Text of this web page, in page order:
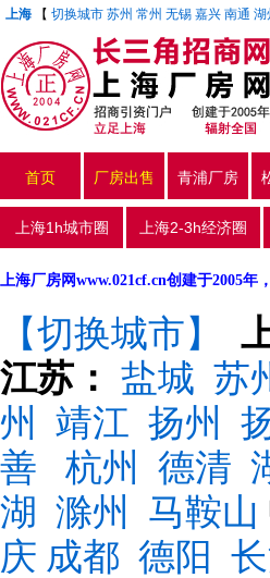
上海 【 切换城市 苏州 常州 无锡 嘉兴 南通 湖
首页 厂房出售 青浦厂房
上海1h城市圈 上海2-3h经济圈
上海厂房网www.021cf.cn创建于2005
【切换城市】
江苏： 盐城 苏
州
靖江 扬州
善
杭州 德清
湖 滁州 马鞍山
庆 成都 德阳